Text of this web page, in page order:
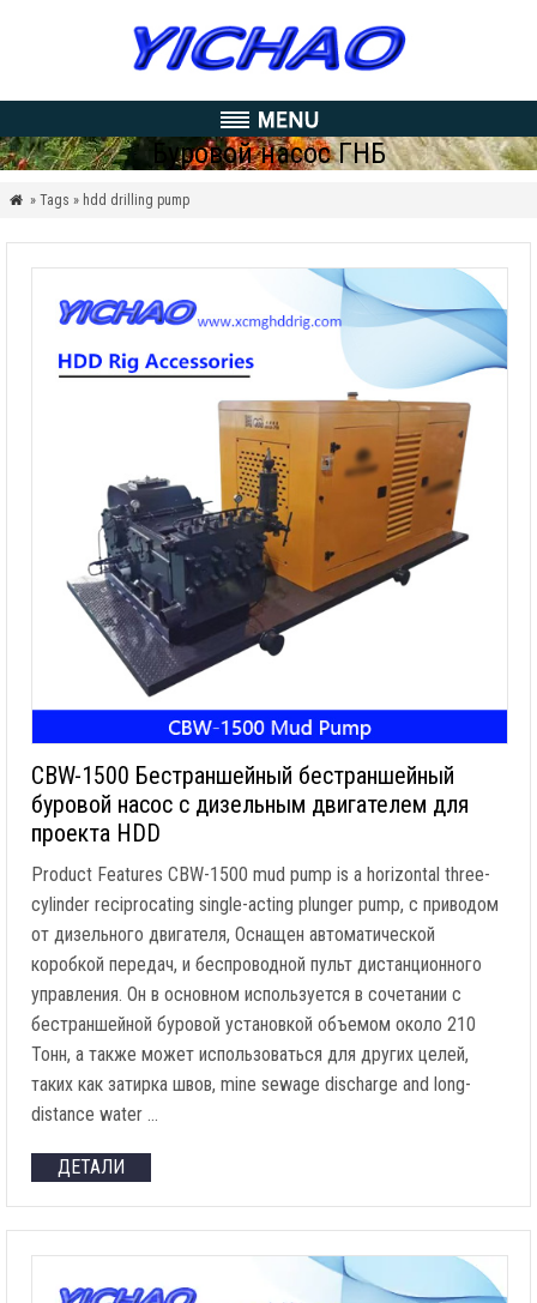
Буровой насос ГНБ
 » Tags » hdd drilling pump
CBW-1500 Бестраншейный бестраншейный
буровой насос с дизельным двигателем для
проекта HDD
Product Features CBW-1500 mud pump is a horizontal three-
cylinder reciprocating single-acting plunger pump, с приводом
от дизельного двигателя, Оснащен автоматической
коробкой передач, и беспроводной пульт дистанционного
управления. Он в основном используется в сочетании с
бестраншейной буровой установкой объемом около 210
Тонн, а также может использоваться для других целей,
таких как затирка швов, mine sewage discharge and long-
distance water …
ДЕТАЛИ